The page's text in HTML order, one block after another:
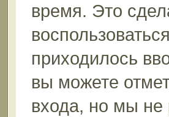
время. Это
приходилось
вы можете
входа, но мы не